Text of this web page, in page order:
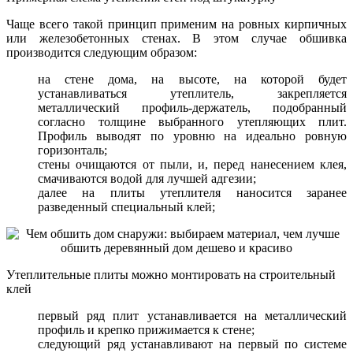
Чаще всего такой принцип применим на ровных кирпичных
или железобетонных стенах. В этом случае обшивка
производится следующим образом:
на стене дома, на высоте, на которой будет
устанавливаться утеплитель, закрепляется
металлический профиль-держатель, подобранный
согласно толщине выбранного утепляющих плит.
Профиль выводят по уровню на идеально ровную
горизонталь;
стены очищаются от пыли, и, перед нанесением клея,
смачиваются водой для лучшей адгезии;
далее на плиты утеплителя наносится заранее
разведенный специальный клей;
Утеплительные плиты можно монтировать на строительный
клей
первый ряд плит устанавливается на металлический
профиль и крепко прижимается к стене;
следующий ряд устанавливают на первый по системе